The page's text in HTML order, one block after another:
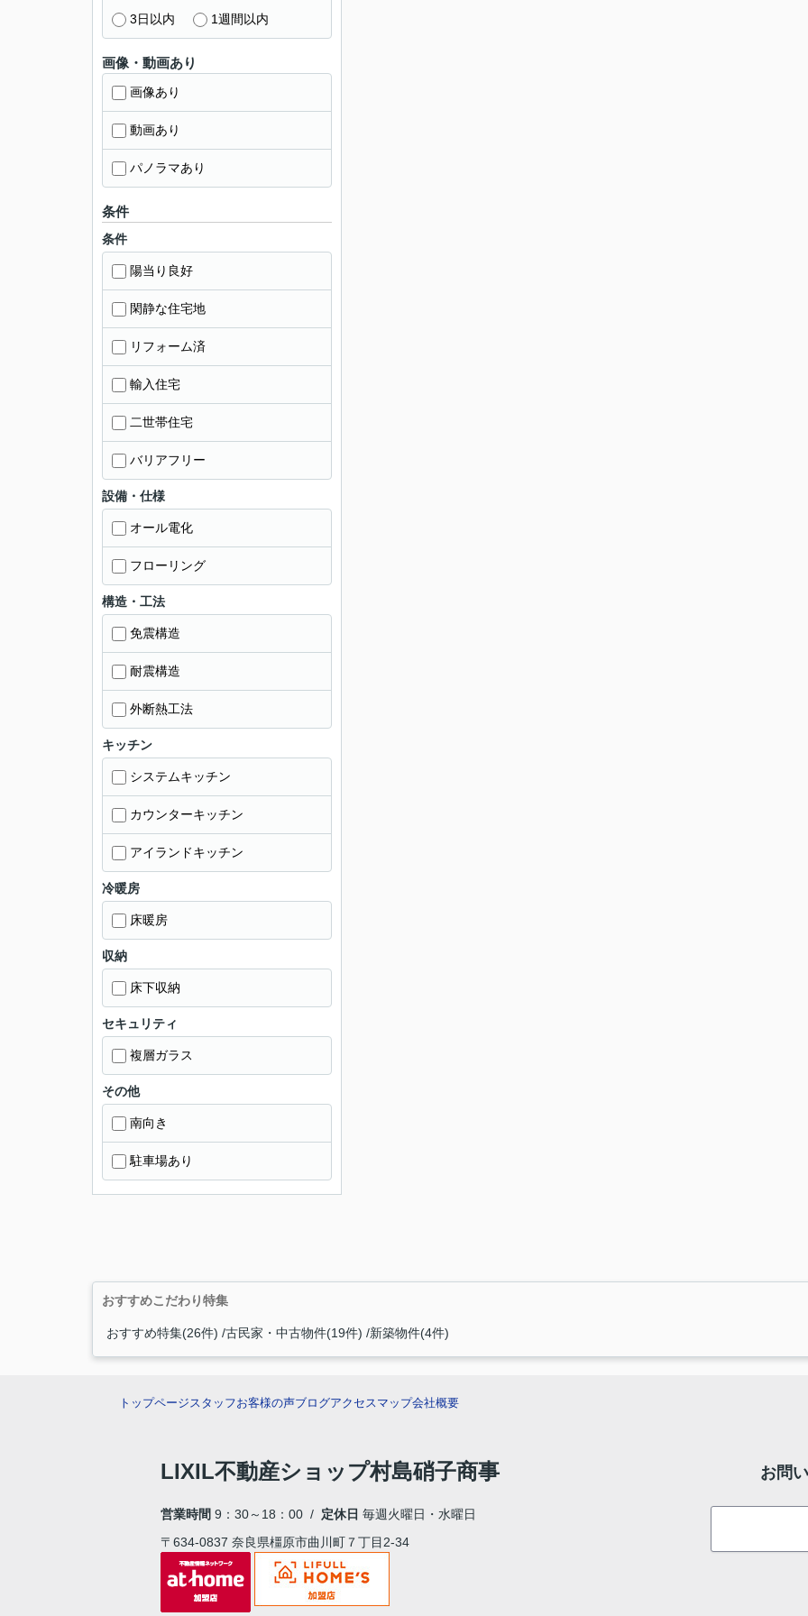
3日以内 1週間以内
画像・動画あり
画像あり
動画あり
パノラマあり
条件
条件
陽当り良好
閑静な住宅地
リフォーム済
輸入住宅
二世帯住宅
バリアフリー
設備・仕様
オール電化
フローリング
構造・工法
免震構造
耐震構造
外断熱工法
キッチン
システムキッチン
カウンターキッチン
アイランドキッチン
冷暖房
床暖房
収納
床下収納
セキュリティ
複層ガラス
その他
南向き
駐車場あり
おすすめこだわり特集
おすすめ特集(26件) 古民家・中古物件(19件) 新築物件(4件)
トップページスタッフお客様の声ブログアクセスマップ会社概要
LIXIL不動産ショップ村島硝子商事
営業時間 9：30～18：00 / 定休日 毎週火曜日・水曜日
〒634-0837 奈良県橿原市曲川町７丁目2-34
お問